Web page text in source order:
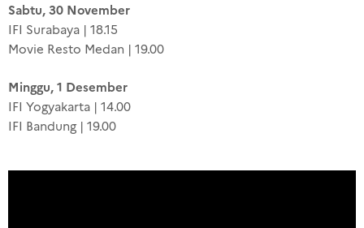
Sabtu, 30 November
IFI Surabaya | 18.15
Movie Resto Medan | 19.00
Minggu, 1 Desember
IFI Yogyakarta | 14.00
IFI Bandung | 19.00